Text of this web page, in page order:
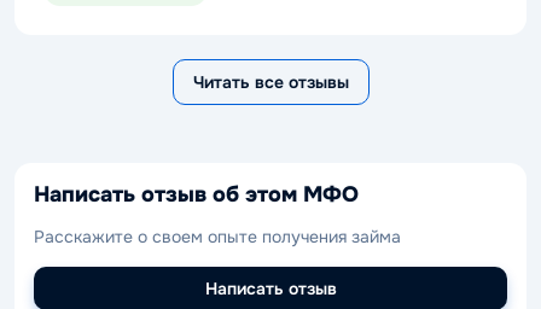
Читать все отзывы
Написать отзыв об этом МФО
Расскажите о своем опыте получения займа
Написать отзыв